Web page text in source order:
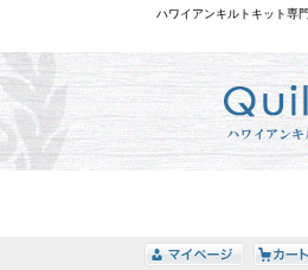
ハワイアンキルトキット専